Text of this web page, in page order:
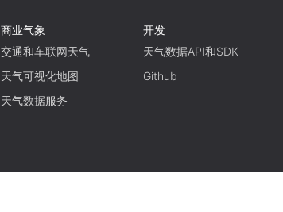
商业气象
交通和车联网天气
天气可视化地图
天气数据服务
开发
天气数据API和SDK
Github